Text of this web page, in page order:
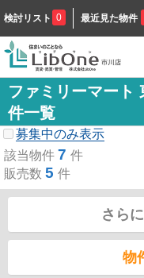
検討リスト 0 最近見た物件
ファミリーマート
件一覧
募集中のみ表示
該当物件 7 件
販売数 5 件
さら
物